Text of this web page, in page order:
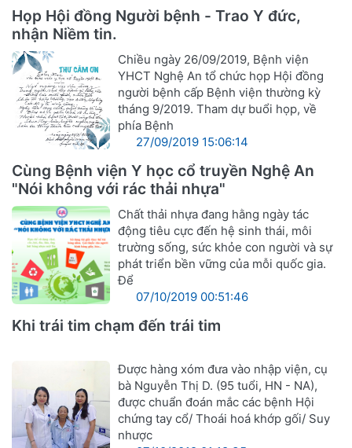
Họp Hội đồng Người bệnh - Trao Y đức,
nhận Niềm tin.
Chiều ngày 26/09/2019, Bệnh viện
YHCT Nghệ An tổ chức họp Hội đồng
người bệnh cấp Bệnh viện thường kỳ
tháng 9/2019. Tham dự buổi họp, về
phía Bệnh
27/09/2019 15:06:14
Cùng Bệnh viện Y học cổ truyền Nghệ An
"Nói không với rác thải nhựa"
Chất thải nhựa đang hằng ngày tác
động tiêu cực đến hệ sinh thái, môi
trường sống, sức khỏe con người và sự
phát triển bền vững của mỗi quốc gia.
Để
07/10/2019 00:51:46
Khi trái tim chạm đến trái tim
Được hàng xóm đưa vào nhập viện, cụ
bà Nguyễn Thị D. (95 tuổi, HN - NA),
được chuẩn đoán mắc các bệnh Hội
chứng tay cổ/ Thoái hoá khớp gối/ Suy
nhược